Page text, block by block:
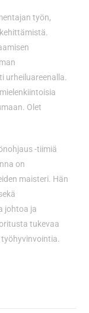
työn,
urheiluareenalla.
Olet
-tiimiä
on
maisteri. Hän
johtoa ja
tukevaa